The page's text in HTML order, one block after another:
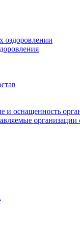
оздоровлении
и оснащенность